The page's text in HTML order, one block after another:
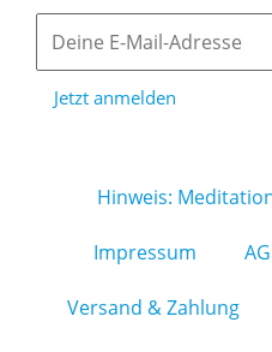
Jetzt anmelden
Hinweis:
Impressum
Versand & Zahlung